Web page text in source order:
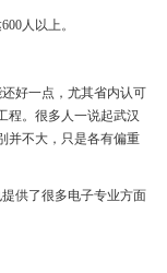
人以上。
好一点，尤其省内认可
程。很多人一说起武汉
并不大，只是各有偏重
供了很多电子专业方面